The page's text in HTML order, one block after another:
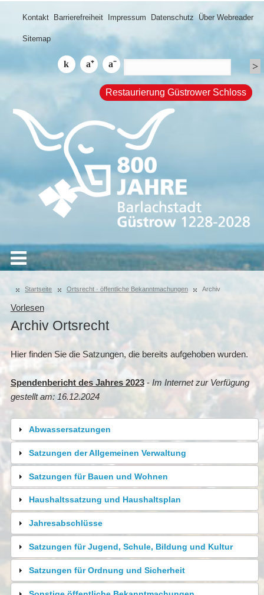
Kontakt Barrierefreiheit Impressum Datenschutz Über Webreader
Sitemap
Restaurierung Güstrower Schloss
Startseite Ortsrecht · öffentliche Bekanntmachungen Archiv
Vorlesen
Archiv Ortsrecht
Hier finden Sie die Satzungen, die bereits aufgehoben wurden.
Spendenbericht des Jahres 2023- Im Internet zur Verfügung
gestellt am: 16.12.2024
Abwassersatzungen
Satzungen der Allgemeinen Verwaltung
Satzungen für Bauen und Wohnen
Haushaltssatzung und Haushaltsplan
Jahresabschlüsse
Satzungen für Jugend, Schule, Bildung und Kultur
Satzungen für Ordnung und Sicherheit